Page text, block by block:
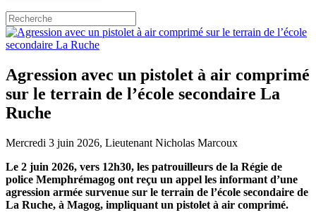
Agression avec un pistolet à air comprimé
sur le terrain de l’école secondaire La
Ruche
Mercredi 3 juin 2026, Lieutenant Nicholas Marcoux
Le 2 juin 2026, vers 12h30, les patrouilleurs de la Régie de
police Memphrémagog ont reçu un appel les informant d’une
agression armée survenue sur le terrain de l’école secondaire de
La Ruche, à Magog, impliquant un pistolet à air comprimé.